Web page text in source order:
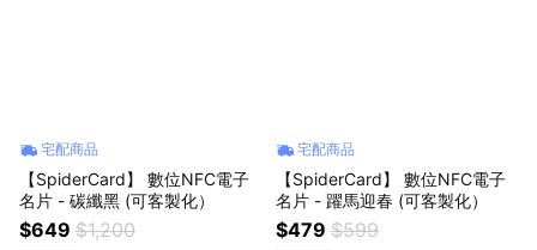
宅配商品
【SpiderCard】 數位NFC電子
名片 - 碳纖黑 (可客製化）
$649 $1,200
宅配商品
【SpiderCard】 數位NFC電子
名片 - 躍馬迎春 (可客製化）
$479 $599